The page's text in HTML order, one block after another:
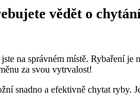
vědět o
na správném místě. Rybaření
za svou vytrvalost!
snadno ‍a efektivně chytat ryby.